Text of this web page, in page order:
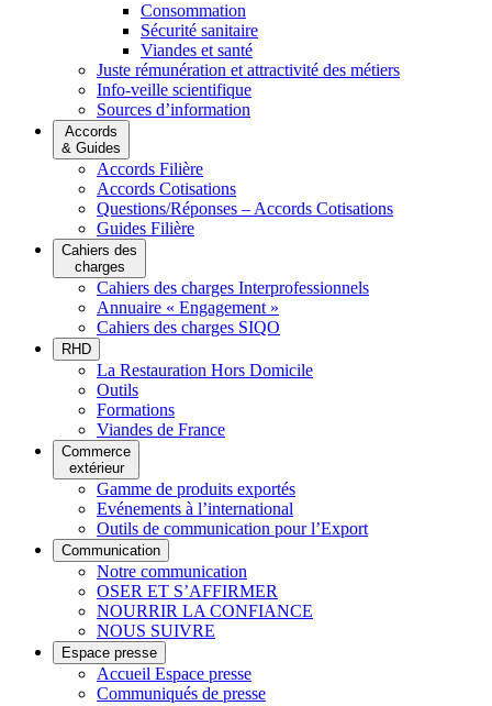
Consommation
Sécurité sanitaire
Viandes et santé
Juste rémunération et attractivité des métiers
Info-veille scientifique
Sources d’information
Accords
& Guides
Accords Filière
Accords Cotisations
Questions/Réponses – Accords Cotisations
Guides Filière
Cahiers des
charges
Cahiers des charges Interprofessionnels
Annuaire « Engagement »
Cahiers des charges SIQO
RHD
La Restauration Hors Domicile
Outils
Formations
Viandes de France
Commerce
extérieur
Gamme de produits exportés
Evénements à l’international
Outils de communication pour l’Export
Communication
Notre communication
OSER ET S’AFFIRMER
NOURRIR LA CONFIANCE
NOUS SUIVRE
Espace presse
Accueil Espace presse
Communiqués de presse